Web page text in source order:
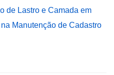
de Lastro e Camada em
Manutenção de Cadastro